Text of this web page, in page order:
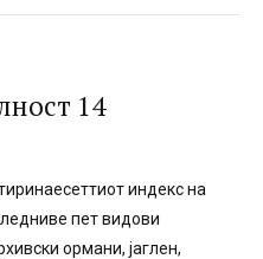
14
индекс на
пет видови
ормани, јаглен,